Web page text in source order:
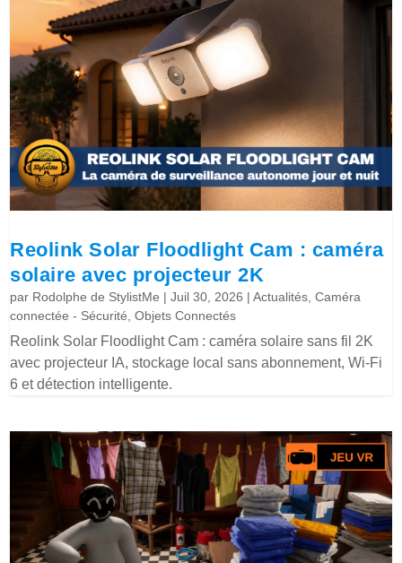
Reolink Solar Floodlight Cam : caméra
solaire avec projecteur 2K
par Rodolphe de StylistMe |Juil 30, 2026 |Actualités ,Caméra
connectée - Sécurité ,Objets Connectés
Reolink Solar Floodlight Cam : caméra solaire sans fil 2K
avec projecteur IA, stockage local sans abonnement, Wi-Fi
6 et détection intelligente.